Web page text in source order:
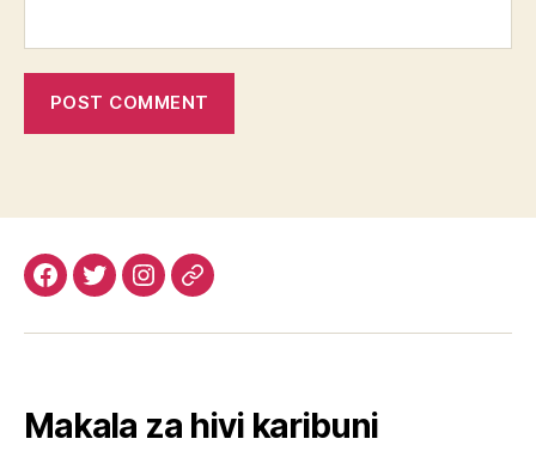
Facebook
TwitterInstagram
Email
Makala za hivi karibuni